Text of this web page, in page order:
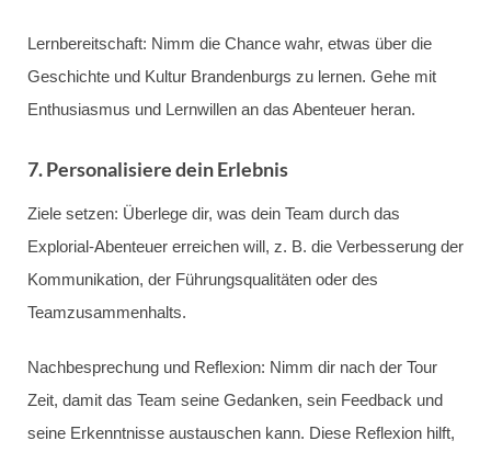
Lernbereitschaft: Nimm die Chance wahr, etwas über die
Geschichte und Kultur Brandenburgs zu lernen. Gehe mit
Enthusiasmus und Lernwillen an das Abenteuer heran.
7. Personalisiere dein Erlebnis
Ziele setzen: Überlege dir, was dein Team durch das
Explorial-Abenteuer erreichen will, z. B. die Verbesserung der
Kommunikation, der Führungsqualitäten oder des
Teamzusammenhalts.
Nachbesprechung und Reflexion: Nimm dir nach der Tour
Zeit, damit das Team seine Gedanken, sein Feedback und
seine Erkenntnisse austauschen kann. Diese Reflexion hilft,